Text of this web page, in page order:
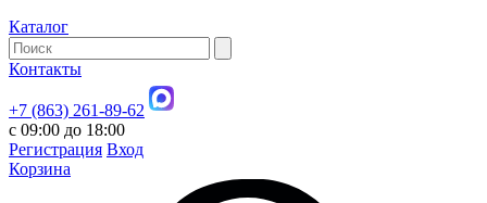
Каталог
Контакты
+7 (863) 261-89-62
с 09:00 до 18:00
Регистрация Вход
Корзина